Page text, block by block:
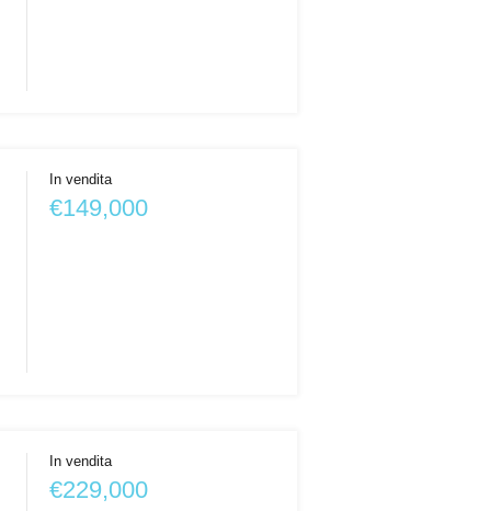
In vendita
€149,000
In vendita
€229,000